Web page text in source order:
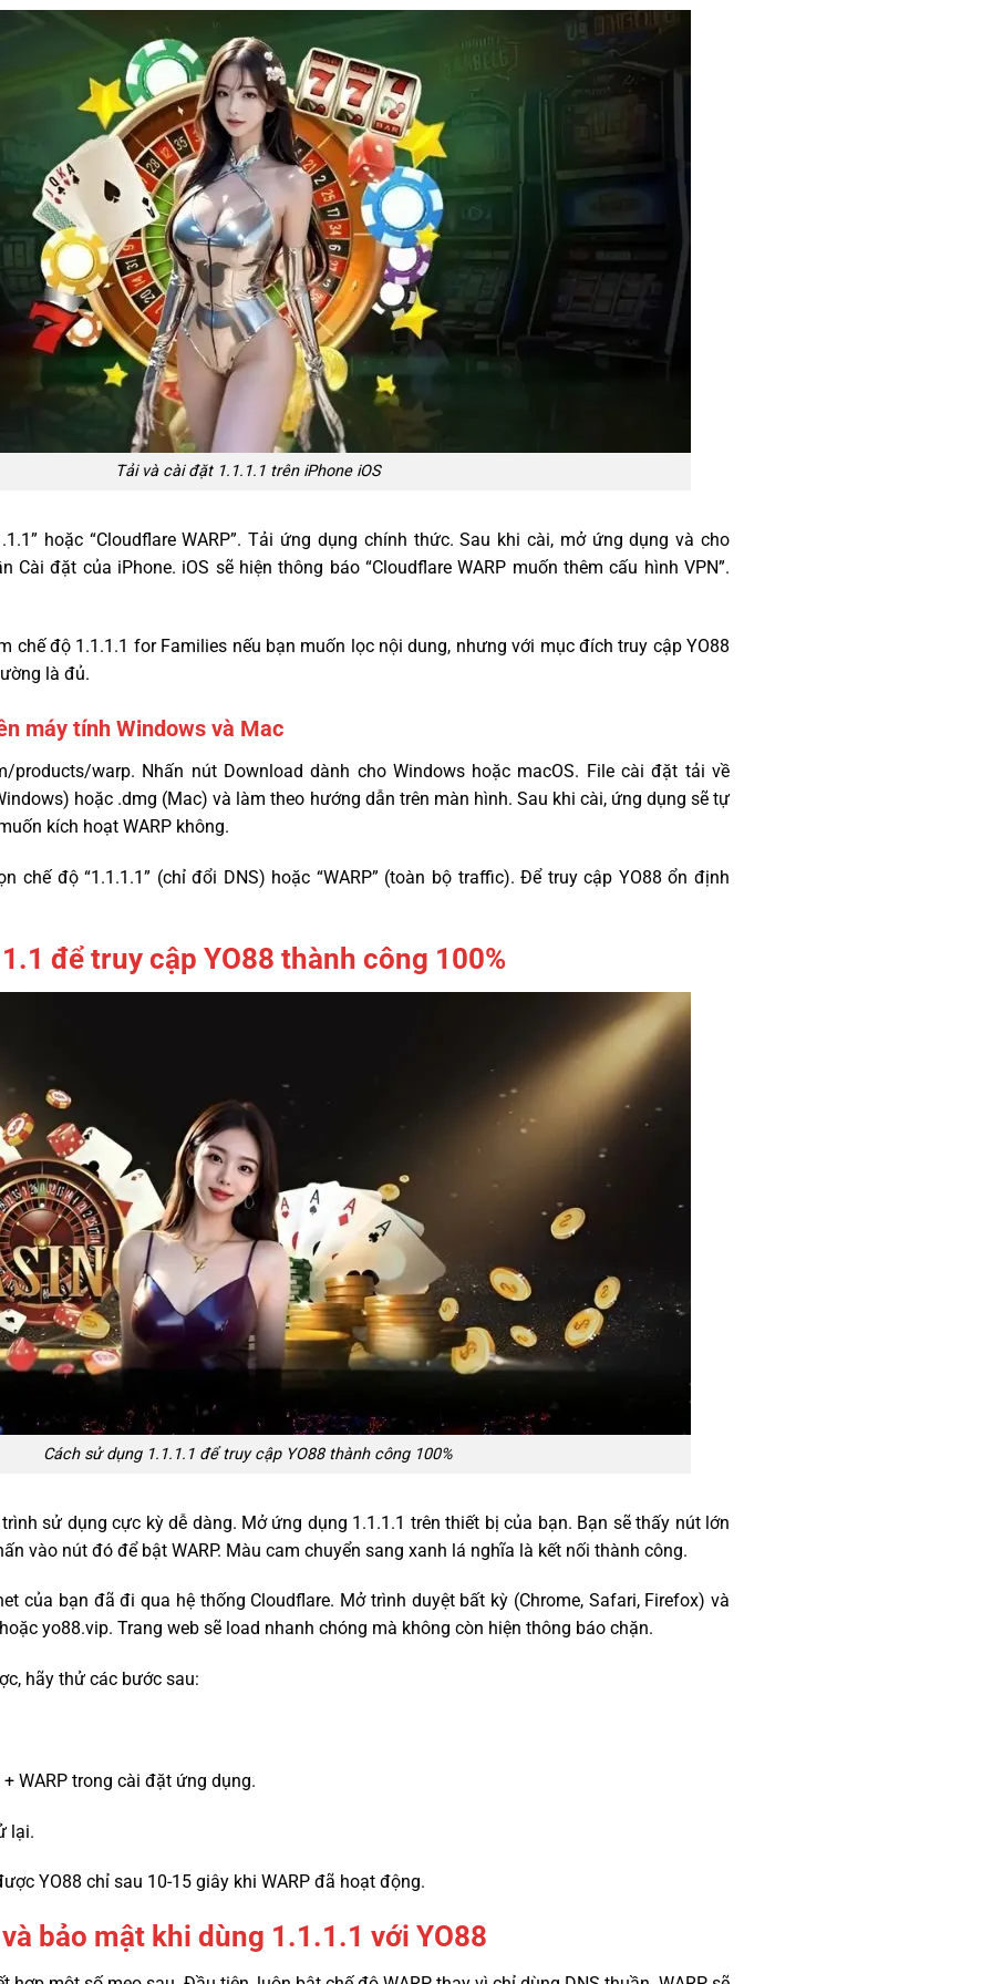
Tải và cài đặt 1.1.1.1 trên iPhone iOS
hoặc “Cloudflare WARP”. Tải ứng dụng chính thức. Sau khi cài, mở ứng dụng và cho
Cài đặt của iPhone. iOS sẽ hiện thông báo “Cloudflare WARP muốn thêm cấu hình VPN”.
chế độ 1.1.1.1 for Families nếu bạn muốn lọc nội dung, nhưng với mục đích truy cập YO88
là đủ.
máy tính Windows và Mac
products/warp. Nhấn nút Download dành cho Windows hoặc macOS. File cài đặt tải về
hoặc .dmg (Mac) và làm theo hướng dẫn trên màn hình. Sau khi cài, ứng dụng sẽ tự
kích hoạt WARP không.
chế độ “1.1.1.1” (chỉ đổi DNS) hoặc “WARP” (toàn bộ traffic). Để truy cập YO88 ổn định
để truy cập YO88 thành công 100%
Cách sử dụng 1.1.1.1 để truy cập YO88 thành công 100%
sử dụng cực kỳ dễ dàng. Mở ứng dụng 1.1.1.1 trên thiết bị của bạn. Bạn sẽ thấy nút lớn
vào nút đó để bật WARP. Màu cam chuyển sang xanh lá nghĩa là kết nối thành công.
của bạn đã đi qua hệ thống Cloudflare. Mở trình duyệt bất kỳ (Chrome, Safari, Firefox) và
yo88.vip. Trang web sẽ load nhanh chóng mà không còn hiện thông báo chặn.
hãy thử các bước sau:
WARP trong cài đặt ứng dụng.
lại.
YO88 chỉ sau 10-15 giây khi WARP đã hoạt động.
bảo mật khi dùng 1.1.1.1 với YO88